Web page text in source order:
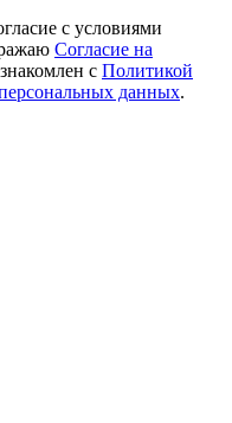
с условиями
Согласие на
с Политикой
данных.